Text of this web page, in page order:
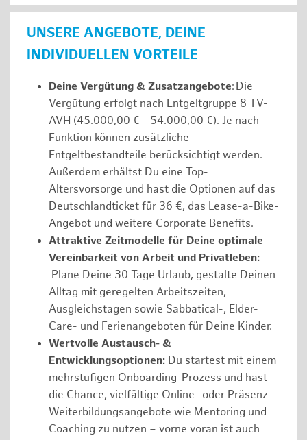
UNSERE ANGEBOTE, DEINE
INDIVIDUELLEN VORTEILE
Deine Vergütung & Zusatzangebote: Die
Vergütung erfolgt nach Entgeltgruppe 8 TV-
AVH (45.000,00 € - 54.000,00 €). Je nach
Funktion können zusätzliche
Entgeltbestandteile berücksichtigt werden.
Außerdem erhältst Du eine Top-
Altersvorsorge und hast die Optionen auf das
Deutschlandticket für 36 €, das Lease-a-Bike-
Angebot und weitere Corporate Benefits.
Attraktive Zeitmodelle für Deine optimale
Vereinbarkeit von Arbeit und Privatleben:
Plane Deine 30 Tage Urlaub, gestalte Deinen
Alltag mit geregelten Arbeitszeiten,
Ausgleichstagen sowie Sabbatical-, Elder-
Care- und Ferienangeboten für Deine Kinder.
Wertvolle Austausch- &
Entwicklungsoptionen: Du startest mit einem
mehrstufigen Onboarding-Prozess und hast
die Chance, vielfältige Online- oder Präsenz-
Weiterbildungsangebote wie Mentoring und
Coaching zu nutzen – vorne voran ist auch